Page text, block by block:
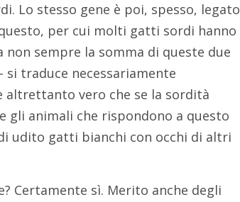
Lo stesso gene è poi, spesso, legato
per cui molti gatti sordi hanno
sempre la somma di queste due
traduce necessariamente
altrettanto vero che se la sordità
gli animali che rispondono a questo
udito gatti bianchi con occhi di altri
Certamente sì. Merito anche degli